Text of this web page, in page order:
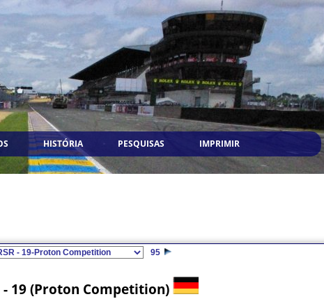
HISTÓRIA PESQUISAS IMPRIMIR
95
- 19 (Proton Competition)